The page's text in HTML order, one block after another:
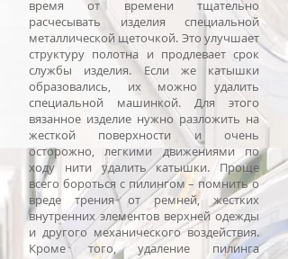
время от времени тщательно
расчесывать изделия специальной
металлической щеточкой. Это улучшает
структуру полотна и продлевает срок
службы изделия. Если же катышки
образовались, их можно удалить
специальной машинкой. Для этого
вязанное изделие нужно разложить на
жесткой поверхности и очень
осторожно, легкими движениями по
ходу нити удалить катышки. Проще
всего бороться с пилингом – помнить о
вреде трения от ремней, жестких
внутренних элементов верхней одежды
и другого механического воздействия.
Кроме того, удаление пилинга